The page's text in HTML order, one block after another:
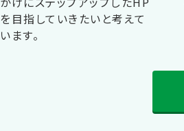
を目指していきたいと考えて
います。